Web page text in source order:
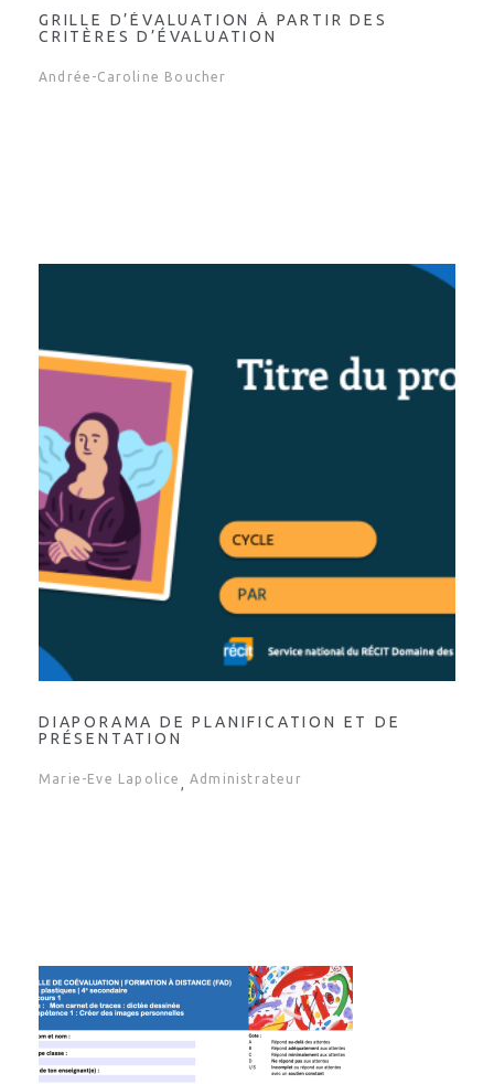
GRILLE D’ÉVALUATION À PARTIR DES
CRITÈRES D’ÉVALUATION
Andrée-Caroline Boucher
DIAPORAMA DE PLANIFICATION ET DE
PRÉSENTATION
Marie-Eve Lapolice ,Administrateur